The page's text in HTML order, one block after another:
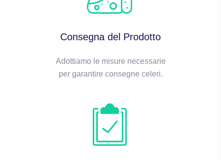
Consegna del Prodotto
Adottiamo le misure necessarie
per garantire consegne celeri.